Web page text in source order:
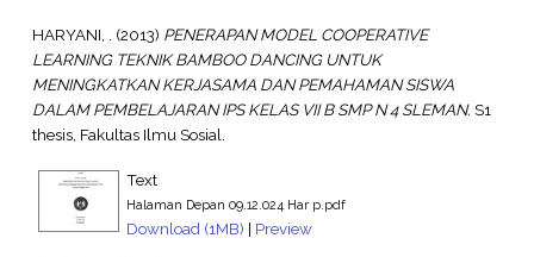
HARYANI, . (2013) PENERAPAN MODEL COOPERATIVE
LEARNING TEKNIK BAMBOO DANCING UNTUK
MENINGKATKAN KERJASAMA DAN PEMAHAMAN SISWA
DALAM PEMBELAJARAN IPS KELAS VII B SMP N 4 SLEMAN. S1
thesis, Fakultas Ilmu Sosial.
Text
Halaman Depan 09.12.024 Har p.pdf
Download (1MB) | Preview